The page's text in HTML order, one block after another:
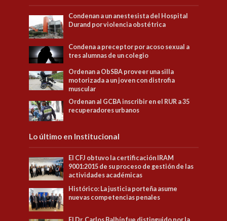
Condenan a un anestesista del Hospital
Durand por violencia obstétrica
Condena a preceptor por acoso sexual a
tres alumnas de un colegio
Ordenan a ObSBA proveer una silla
motorizada a un joven con distrofia
muscular
Ordenan al GCBA inscribir en el RUR a 35
recuperadores urbanos
Lo último en Institucional
El CFJ obtuvo la certificación IRAM
9001:2015 de su proceso de gestión de las
actividades académicas
Histórico: La justicia porteña asume
nuevas competencias penales